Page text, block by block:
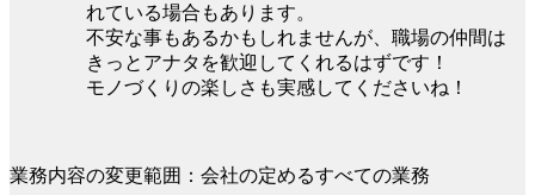
れている場合もあります。
不安な事もあるかもしれませんが、職場の仲間は
きっとアナタを歓迎してくれるはずです！
モノづくりの楽しさも実感してくださいね！
業務内容の変更範囲：会社の定めるすべての業務